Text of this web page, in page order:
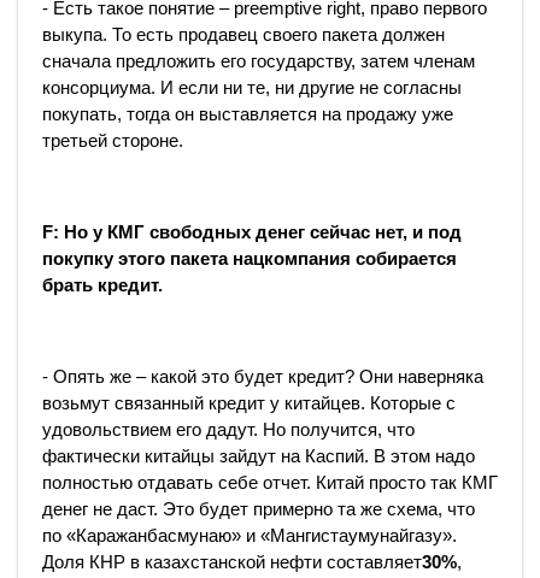
- Есть такое понятие – preemptive right, право первого
выкупа. То есть продавец своего пакета должен
сначала предложить его государству, затем членам
консорциума. И если ни те, ни другие не согласны
покупать, тогда он выставляется на продажу уже
третьей стороне.
F: Но у КМГ свободных денег сейчас нет, и под
покупку этого пакета нацкомпания собирается
брать кредит.
- Опять же – какой это будет кредит? Они наверняка
возьмут связанный кредит у китайцев. Которые с
удовольствием его дадут. Но получится, что
фактически китайцы зайдут на Каспий. В этом надо
полностью отдавать себе отчет. Китай просто так КМГ
денег не даст. Это будет примерно та же схема, что
по «Каражанбасмунаю» и «Мангистаумунайгазу».
Доля КНР в казахстанской нефти составляет30%,